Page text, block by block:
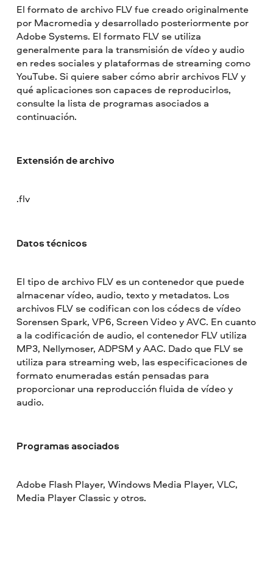
El formato de archivo FLV fue creado originalmente
por Macromedia y desarrollado posteriormente por
Adobe Systems. El formato FLV se utiliza
generalmente para la transmisión de vídeo y audio
en redes sociales y plataformas de streaming como
YouTube. Si quiere saber cómo abrir archivos FLV y
qué aplicaciones son capaces de reproducirlos,
consulte la lista de programas asociados a
continuación.
Extensión de archivo
.flv
Datos técnicos
El tipo de archivo FLV es un contenedor que puede
almacenar vídeo, audio, texto y metadatos. Los
archivos FLV se codifican con los códecs de vídeo
Sorensen Spark, VP6, Screen Video y AVC. En cuanto
a la codificación de audio, el contenedor FLV utiliza
MP3, Nellymoser, ADPSM y AAC. Dado que FLV se
utiliza para streaming web, las especificaciones de
formato enumeradas están pensadas para
proporcionar una reproducción fluida de vídeo y
audio.
Programas asociados
Adobe Flash Player, Windows Media Player, VLC,
Media Player Classic y otros.